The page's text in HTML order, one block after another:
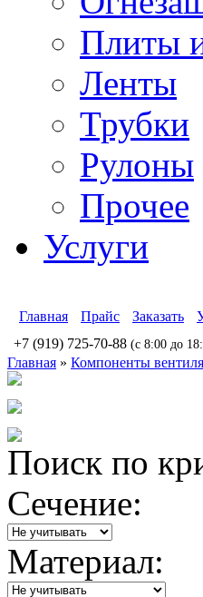
Плиты
Ленты
Трубки
Рулоны
Прочее
Услуги
Главная Прайс Заказать
+7 (919) 725-70-88 (c 8:00 до
Главная » Компоненты
Поиск по
Сечение:
Материал: